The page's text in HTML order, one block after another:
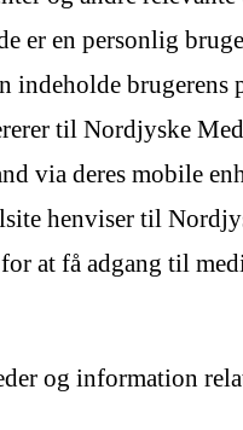
en personlig
indeholde
til Nordjyske
via deres mobile
henviser til
at få adgang til
og information